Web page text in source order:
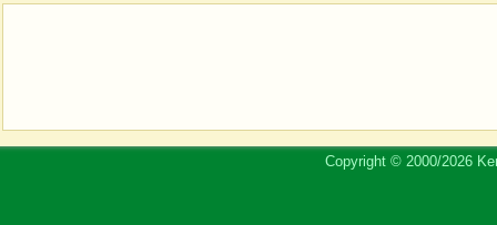
Copyright © 2000/2026